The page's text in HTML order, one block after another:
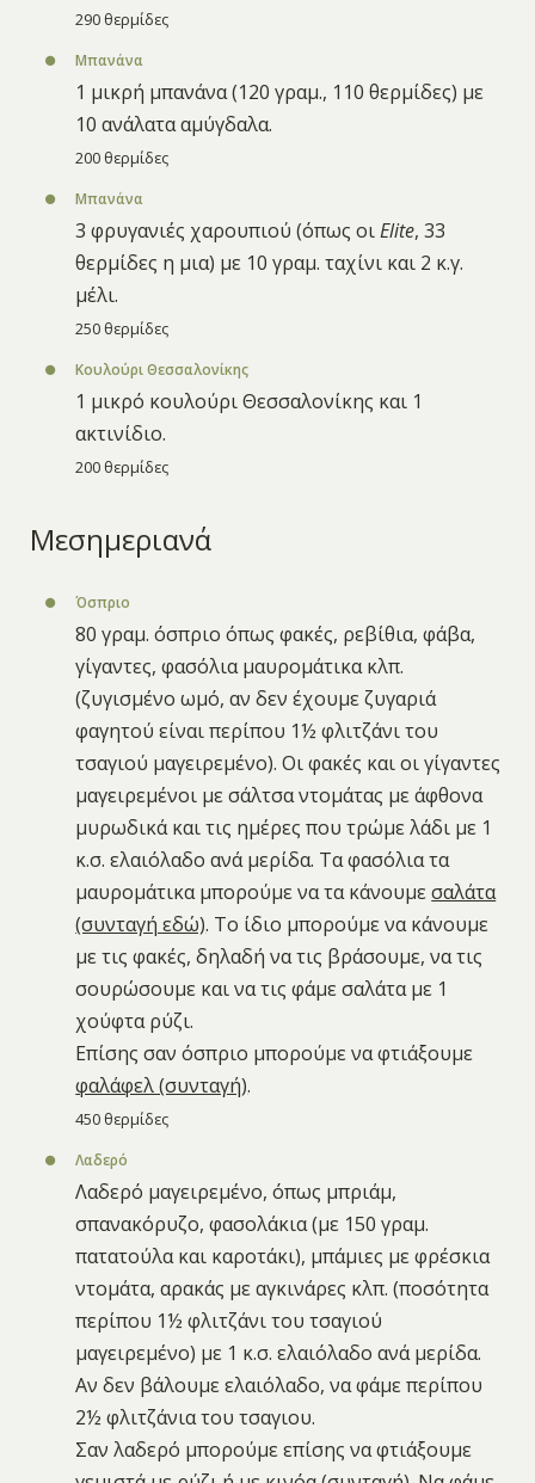
290 θερμίδες
Μπανάνα
1 μικρή μπανάνα (120 γραμ., 110 θερμίδες) με
10 ανάλατα αμύγδαλα.
200 θερμίδες
Μπανάνα
3 φρυγανιές χαρουπιού (όπως οιElite, 33
θερμίδες η μια) με 10 γραμ. ταχίνι και 2 κ.γ.
μέλι.
250 θερμίδες
Κουλούρι Θεσσαλονίκης
1 μικρό κουλούρι Θεσσαλονίκης και 1
ακτινίδιο.
200 θερμίδες
Μεσημεριανά
Όσπριο
80 γραμ. όσπριο όπως φακές, ρεβίθια, φάβα,
γίγαντες, φασόλια μαυρομάτικα κλπ.
(ζυγισμένο ωμό, αν δεν έχουμε ζυγαριά
φαγητού είναι περίπου 1½ φλιτζάνι του
τσαγιού μαγειρεμένο). Οι φακές και οι γίγαντες
μαγειρεμένοι με σάλτσα ντομάτας με άφθονα
μυρωδικά και τις ημέρες που τρώμε λάδι με 1
κ.σ. ελαιόλαδο ανά μερίδα. Τα φασόλια τα
μαυρομάτικα μπορούμε να τα κάνουμεσαλάτα
(συνταγή εδώ). Το ίδιο μπορούμε να κάνουμε
με τις φακές, δηλαδή να τις βράσουμε, να τις
σουρώσουμε και να τις φάμε σαλάτα με 1
χούφτα ρύζι.
Επίσης σαν όσπριο μπορούμε να φτιάξουμε
φαλάφελ (συνταγή).
450 θερμίδες
Λαδερό
Λαδερό μαγειρεμένο, όπως μπριάμ,
σπανακόρυζο, φασολάκια (με 150 γραμ.
πατατούλα και καροτάκι), μπάμιες με φρέσκια
ντομάτα, αρακάς με αγκινάρες κλπ. (ποσότητα
περίπου 1½ φλιτζάνι του τσαγιού
μαγειρεμένο) με 1 κ.σ. ελαιόλαδο ανά μερίδα.
Αν δεν βάλουμε ελαιόλαδο, να φάμε περίπου
2½ φλιτζάνια του τσαγιου.
Σαν λαδερό μπορούμε επίσης να φτιάξουμε